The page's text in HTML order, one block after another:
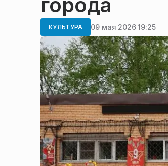
КУЛЬТУРА 09 мая 2026 19:25